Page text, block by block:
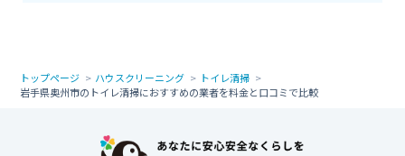
トップページ ハウスクリーニング
トイレ清掃
岩手県奥州市のトイレ清掃におすすめの業者を料金と口コミで比較